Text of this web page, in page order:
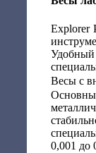
Explorer
Удобный
Весы с
0,001 до